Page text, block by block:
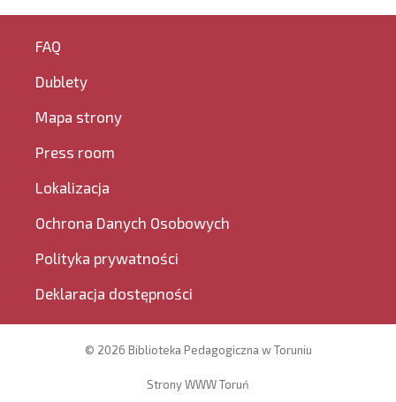
FAQ
Dublety
Mapa strony
Press room
Lokalizacja
Ochrona Danych Osobowych
Polityka prywatności
Deklaracja dostępności
© 2026 Biblioteka Pedagogiczna w Toruniu
Strony WWW Toruń